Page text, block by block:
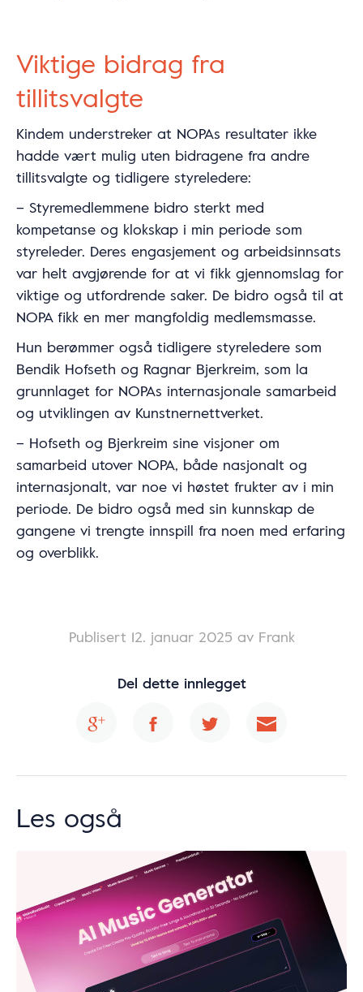
Viktige bidrag fra
tillitsvalgte
Kindem understreker at NOPAs resultater ikke
hadde vært mulig uten bidragene fra andre
tillitsvalgte og tidligere styreledere:
– Styremedlemmene bidro sterkt med
kompetanse og klokskap i min periode som
styreleder. Deres engasjement og arbeidsinnsats
var helt avgjørende for at vi fikk gjennomslag for
viktige og utfordrende saker. De bidro også til at
NOPA fikk en mer mangfoldig medlemsmasse.
Hun berømmer også tidligere styreledere som
Bendik Hofseth og Ragnar Bjerkreim, som la
grunnlaget for NOPAs internasjonale samarbeid
og utviklingen av Kunstnernettverket.
– Hofseth og Bjerkreim sine visjoner om
samarbeid utover NOPA, både nasjonalt og
internasjonalt, var noe vi høstet frukter av i min
periode. De bidro også med sin kunnskap de
gangene vi trengte innspill fra noen med erfaring
og overblikk.
Publisert 12. januar 2025 av Frank
Del dette innlegget
Les også